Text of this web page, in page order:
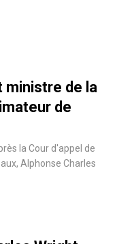
ministre de la
de
la Cour d'appel de
Alphonse Charles